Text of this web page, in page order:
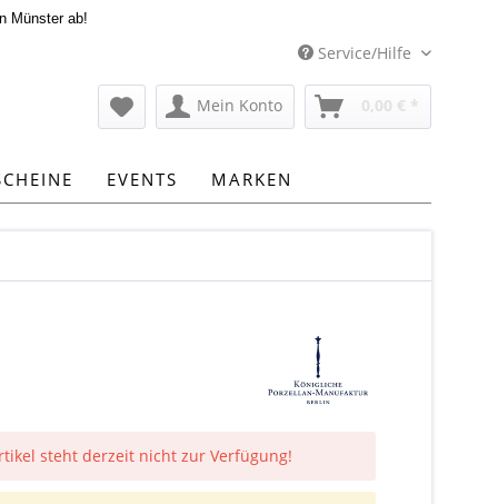
Münster ab!
Service/Hilfe
Mein Konto 0,00 € *
EVENTS MARKEN
steht derzeit nicht zur Verfügung!